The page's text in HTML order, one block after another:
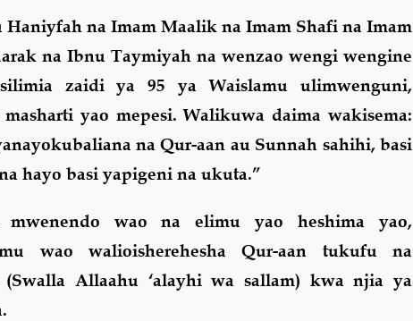
na Imam Maalik na Imam Shafi na Imam
na Ibnu Taymiyah na wenzao wengi wengine
zaidi ya 95 ya Waislamu ulimwenguni,
yao mepesi. Walikuwa daima wakisema:
na Qur-aan au Sunnah sahihi, basi
hayo basi yapigeni na ukuta.”
wao na elimu yao heshima yao,
wao walioisherehesha Qur-aan tukufu na
Allaahu ‘alayhi wa sallam) kwa njia ya